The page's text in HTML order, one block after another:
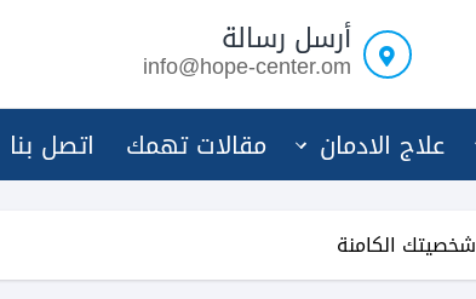
أرسل رسالة
info@hope-center.om
علاج الادمان مقالات تهمك اتصل بنا
الكامنة